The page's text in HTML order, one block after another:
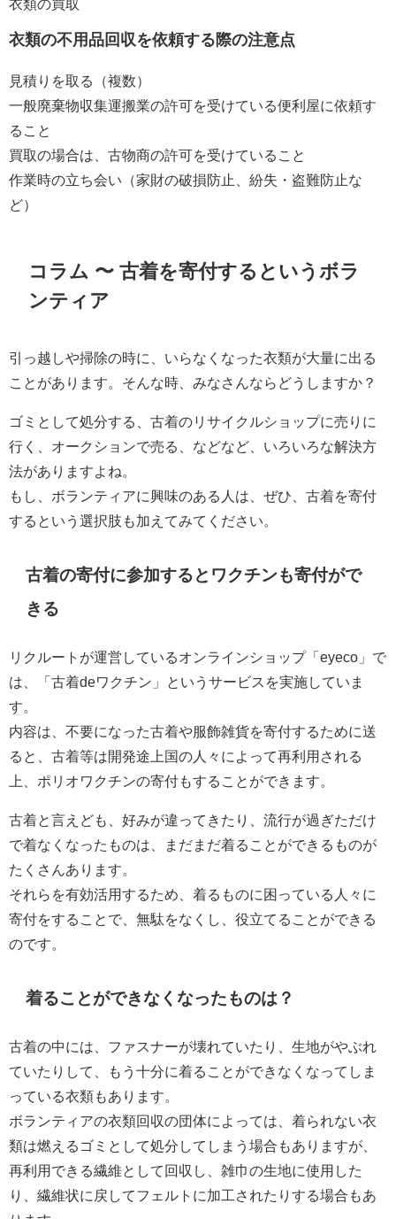
衣類の買取
衣類の不用品回収を依頼する際の注意点
見積りを取る（複数）
一般廃棄物収集運搬業の許可を受けている便利屋に依頼す
ること
買取の場合は、古物商の許可を受けていること
作業時の立ち会い（家財の破損防止、紛失・盗難防止な
ど）
コラム 〜 古着を寄付するというボラ
ンティア
引っ越しや掃除の時に、いらなくなった衣類が大量に出る
ことがあります。そんな時、みなさんならどうしますか？
ゴミとして処分する、古着のリサイクルショップに売りに
行く、オークションで売る、などなど、いろいろな解決方
法がありますよね。
もし、ボランティアに興味のある人は、ぜひ、古着を寄付
するという選択肢も加えてみてください。
古着の寄付に参加するとワクチンも寄付がで
きる
リクルートが運営しているオンラインショップ「eyeco」で
は、「古着deワクチン」というサービスを実施していま
す。
内容は、不要になった古着や服飾雑貨を寄付するために送
ると、古着等は開発途上国の人々によって再利用される
上、ポリオワクチンの寄付もすることができます。
古着と言えども、好みが違ってきたり、流行が過ぎただけ
で着なくなったものは、まだまだ着ることができるものが
たくさんあります。
それらを有効活用するため、着るものに困っている人々に
寄付をすることで、無駄をなくし、役立てることができる
のです。
着ることができなくなったものは？
古着の中には、ファスナーが壊れていたり、生地がやぶれ
ていたりして、もう十分に着ることができなくなってしま
っている衣類もあります。
ボランティアの衣類回収の団体によっては、着られない衣
類は燃えるゴミとして処分してしまう場合もありますが、
再利用できる繊維として回収し、雑巾の生地に使用した
り、繊維状に戻してフェルトに加工されたりする場合もあ